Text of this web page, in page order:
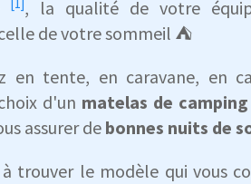
, la qualité de votre
de votre sommeil ⛺
en tente, en caravane, en
d'un matelas de
assurer de bonnes nuits de
à trouver le modèle qui vous